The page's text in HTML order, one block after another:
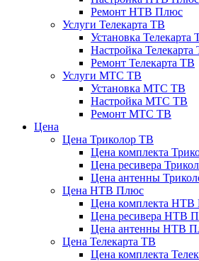
Ремонт НТВ Плюс
Услуги Телекарта ТВ
Установка Телекарта
Настройка Телекарта
Ремонт Телекарта ТВ
Услуги МТС ТВ
Установка МТС ТВ
Настройка МТС ТВ
Ремонт МТС ТВ
Цена
Цена Триколор ТВ
Цена комплекта
Цена ресивера
Цена антенны
Цена НТВ Плюс
Цена комплекта
Цена ресивера НТВ
Цена антенны НТВ
Цена Телекарта ТВ
Цена комплекта